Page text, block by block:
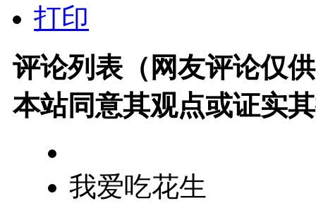
打印
评论列表（网友评论仅
本站同意其观点或证实
我爱吃花生